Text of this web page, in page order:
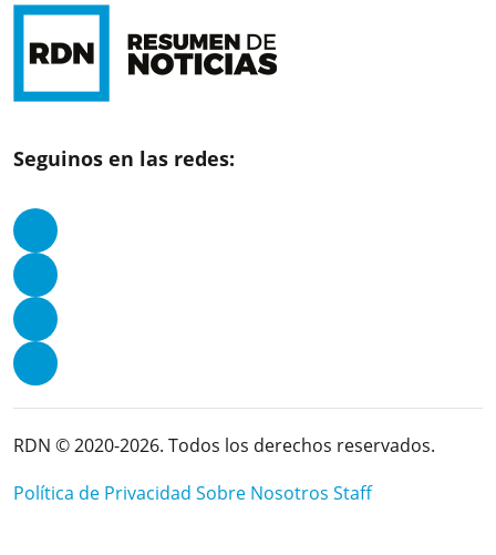
Seguinos en las redes:
RDN © 2020-2026. Todos los derechos reservados.
Política de Privacidad Sobre Nosotros Staff